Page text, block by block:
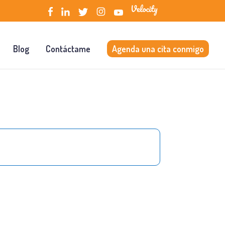
Blog Contáctame Agenda una cita conmigo